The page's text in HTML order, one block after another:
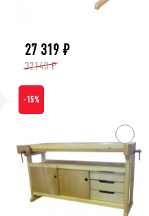
27 319 ₽
32140 ₽
-15%